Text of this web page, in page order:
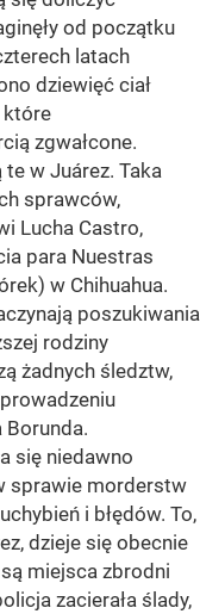
od początku
latach
dziewięć ciał
które
zgwałcone.
w Juárez. Taka
sprawców,
Lucha Castro,
para Nuestras
w Chihuahua.
poszukiwania
rodziny
żadnych śledztw,
Borunda.
się niedawno
sprawie morderstw
i błędów. To,
dzieje się obecnie
miejsca zbrodni
zacierała ślady,